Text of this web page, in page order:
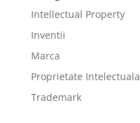
Intellectual Property
Inventii
Marca
Proprietate Intelectuala
Trademark